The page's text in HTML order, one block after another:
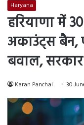
Haryana
हरियाणा में
अकाउंट्स बैन,
बवाल,
Karan Panchal 30